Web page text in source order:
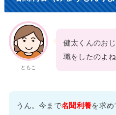
ともこ
健太くんのお
職をしたのよね
うん。今まで名聞利養を求め